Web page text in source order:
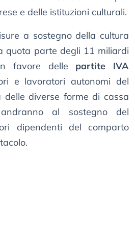
e delle istituzioni culturali.
a sostegno della cultura
quota parte degli 11 miliardi
favore delle partite IVA
e lavoratori autonomi del
diverse forme di cassa
al sostegno del
dipendenti del comparto